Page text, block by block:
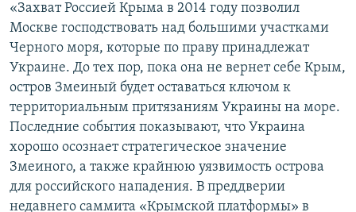
«Захват Россией Крыма в 2014 году позволил
Москве господствовать над большими участками
Черного моря, которые по праву принадлежат
Украине. До тех пор, пока она не вернет себе Крым,
остров Змеиный будет оставаться ключом к
территориальным притязаниям Украины на море.
Последние события показывают, что Украина
хорошо осознает стратегическое значение
Змеиного, а также крайнюю уязвимость острова
для российского нападения. В преддверии
недавнего саммита «Крымской платформы» в